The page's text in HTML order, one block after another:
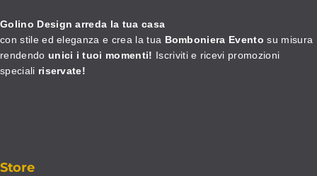
Golino Design arreda la tua casa
con stile ed eleganza e crea la tua Bomboniera Evento su misura
rendendo unici i tuoi momenti! Iscriviti e ricevi promozioni
speciali riservate!
Store